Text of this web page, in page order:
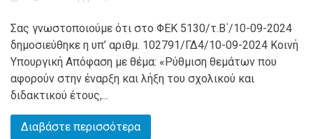
Σας γνωστοποιούμε ότι στο ΦΕΚ 5130/τ.Β΄/10-09-2024
δημοσιεύθηκε η υπ’ αριθμ. 102791/ΓΔ4/10-09-2024 Κοινή
Υπουργική Απόφαση με θέμα: «Ρύθμιση θεμάτων που
αφορούν στην έναρξη και λήξη του σχολικού και
διδακτικού έτους,...
Διαβάστε περισσότερα